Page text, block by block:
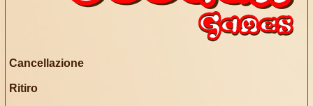
Cancellazione
Ritiro